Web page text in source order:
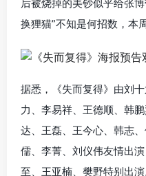
后被烧掉的美钞似乎给张
换狸猫”不知是何招数，本
据悉，《失而复得》由刘
力、李易祥、王德顺、韩
达、王磊、王今心、韩志
儒、李菁、刘仪伟友情出
至、王亚楠、樊野特别出